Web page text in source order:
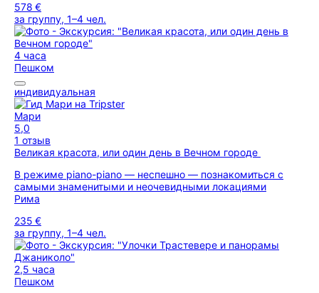
578 €
за группу, 1–4 чел.
4 часа
Пешком
индивидуальная
Мари
5,0
1 отзыв
Великая красота, или один день в Вечном городе
В режиме piano-piano — неспешно — познакомиться с
самыми знаменитыми и неочевидными локациями
Рима
235 €
за группу, 1–4 чел.
2,5 часа
Пешком